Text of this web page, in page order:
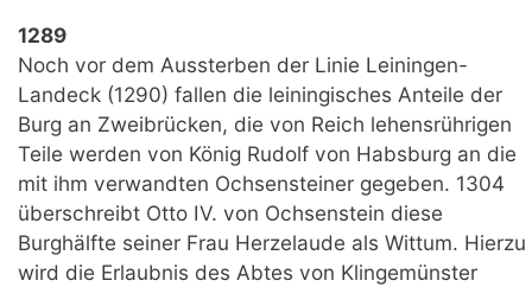
1289
Noch vor dem Aussterben der Linie Leiningen-
Landeck (1290) fallen die leiningisches Anteile der
Burg an Zweibrücken, die von Reich lehensrührigen
Teile werden von König Rudolf von Habsburg an die
mit ihm verwandten Ochsensteiner gegeben. 1304
überschreibt Otto IV. von Ochsenstein diese
Burghälfte seiner Frau Herzelaude als Wittum. Hierzu
wird die Erlaubnis des Abtes von Klingemünster